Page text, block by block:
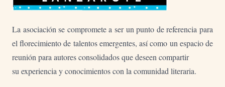
La asociación se compromete a ser un punto de referencia para
el florecimiento de talentos emergentes, así como un espacio de
reunión para autores consolidados que deseen compartir
su experiencia y conocimientos con la comunidad literaria.